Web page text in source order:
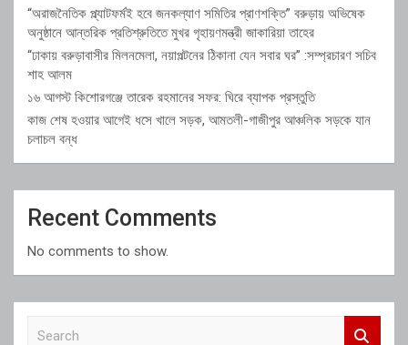
“অরাজনৈতিক প্ল্যাটফর্মই হবে জনকল্যাণ সমিতির প্রাণশক্তি” বরুড়ায় অভিষেক
অনুষ্ঠানে আন্তরিক প্রতিশ্রুতিতে মুখর গৃহায়ণমন্ত্রী জাকারিয়া তাহের
“ঢাকায় বরুড়াবাসীর মিলনমেলা, নয়াপল্টনের ঠিকানা যেন সবার ঘর” :সম্প্রচারণ সচিব
শাহ আলম
১৬ আগস্ট কিশোরগঞ্জে তারেক রহমানের সফর: ঘিরে ব্যাপক প্রস্তুতি
কাজ শেষ হওয়ার আগেই ধসে খালে সড়ক, আমতলী-গাজীপুর আঞ্চলিক সড়কে যান
চলাচল বন্ধ
Recent Comments
No comments to show.